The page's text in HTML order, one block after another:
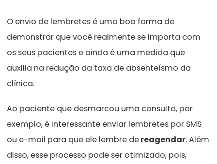
O envio de lembretes é uma boa forma de
demonstrar que você realmente se importa com
os seus pacientes e ainda é uma medida que
auxilia na redução da taxa de absenteísmo da
clínica.
Ao paciente que desmarcou uma consulta, por
exemplo, é interessante enviar lembretes por SMS
ou e-mail para que ele lembre dereagendar. Além
disso, esse processo pode ser otimizado, pois,